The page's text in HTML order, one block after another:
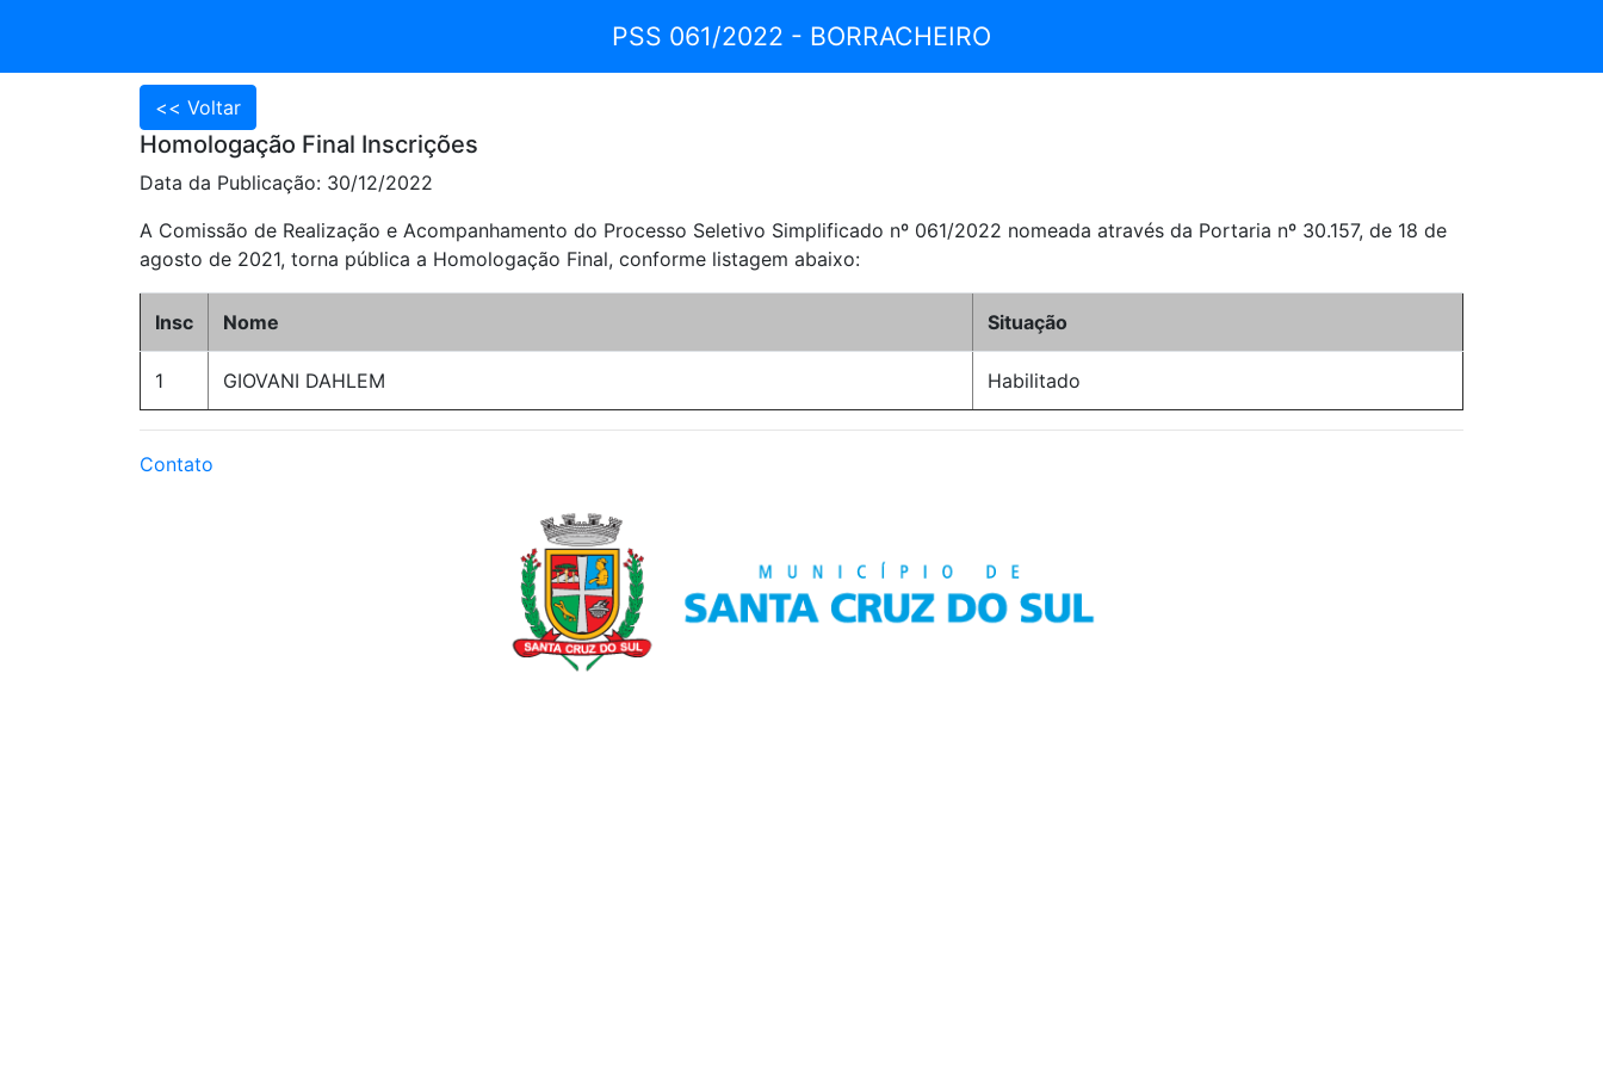
PSS 061/2022 - BORRACHEIRO
Homologação Final Inscrições
Data da Publicação: 30/12/2022
A Comissão de Realização e Acompanhamento do Processo Seletivo Simplificado nº 061/2022 nomeada através da Portaria nº 30.157, de 18 de
agosto de 2021, torna pública a Homologação Final, conforme listagem abaixo:
Insc Nome Situação
1 GIOVANI DAHLEM Habilitado
Contato